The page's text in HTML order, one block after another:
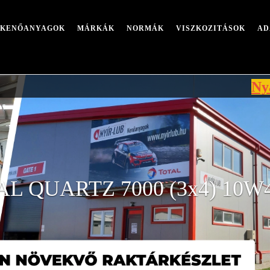
MÁRKÁK NORMÁK VISZKOZITÁSOK
Nyári
QUARTZ 7000 (3x4)